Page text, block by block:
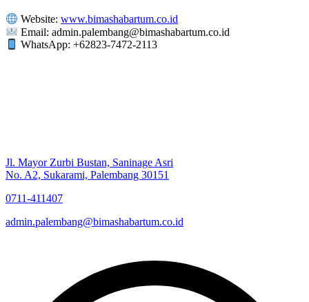
Website:www.bimashabartum.co.id
Email: admin.palembang@bimashabartum.co.id
WhatsApp: +62823-7472-2113
Jl. Mayor Zurbi Bustan, Saninage Asri
No. A2, Sukarami, Palembang 30151
0711-411407
admin.palembang@bimashabartum.co.id